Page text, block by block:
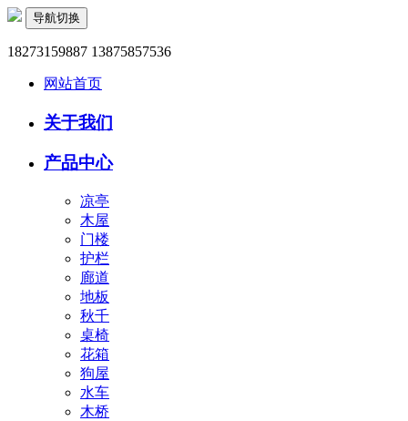
导航切换
18273159887 13875857536
网站首页
关于我们
产品中心
凉亭
木屋
门楼
护栏
廊道
地板
秋千
桌椅
花箱
狗屋
水车
木桥